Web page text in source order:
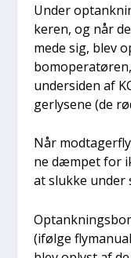
Under
ke­ren, og når
me­de sig, blev
under­si­den af
ger­ly­se­ne (de
Når
ne dæm­pet for
at sluk­ke under
(iføl­ge